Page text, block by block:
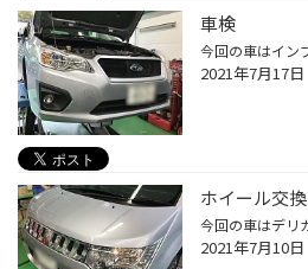
車検
2021年7月17日
ホイール交換
2021年7月10日